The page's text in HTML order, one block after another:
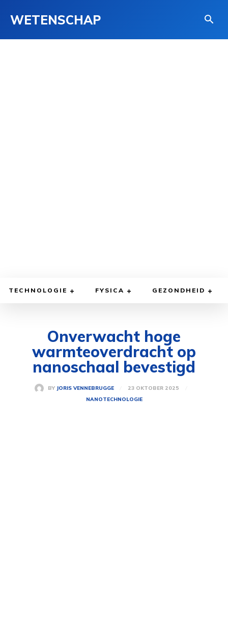
WETENSCHAP
TECHNOLOGIE FYSICA GEZONDHEID
Onverwacht hoge
warmteoverdracht op
nanoschaal bevestigd
BY JORIS VENNEBRUGGE
23 OKTOBER 2025
NANOTECHNOLOGIE